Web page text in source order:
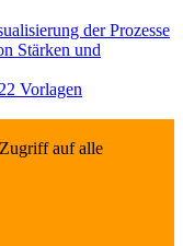
der Prozesse
Stärken und
Vorlagen
auf alle